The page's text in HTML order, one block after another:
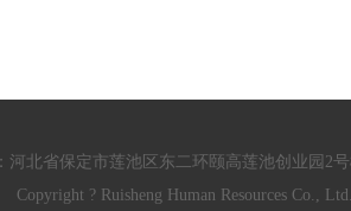
河北省保定市莲池区东二环颐高莲池创业园2
Copyright ? Ruisheng Human Resources Co.,